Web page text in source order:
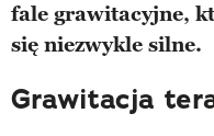
fale grawitacyjne,
się niezwykle silne.
Grawitacja